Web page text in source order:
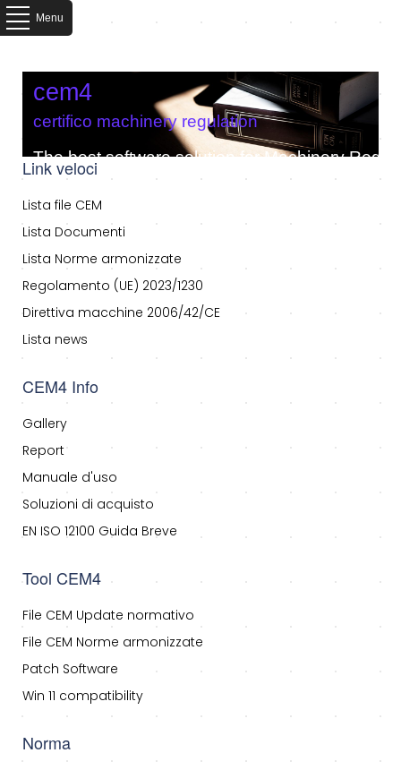
Menu
cem4
certifico machinery regulation
The best software solution for Machinery
Link veloci
Lista file CEM
Lista Documenti
Lista Norme armonizzate
Regolamento (UE) 2023/1230
Direttiva macchine 2006/42/CE
Lista news
CEM4 Info
Gallery
Report
Manuale d'uso
Soluzioni di acquisto
EN ISO 12100 Guida Breve
Tool CEM4
File CEM Update normativo
File CEM Norme armonizzate
Patch Software
Win 11 compatibility
Norma